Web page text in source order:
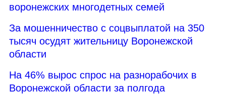
воронежских многодетных семей
За мошенничество с соцвыплатой на 350
тысяч осудят жительницу Воронежской
области
На 46% вырос спрос на разнорабочих в
Воронежской области за полгода